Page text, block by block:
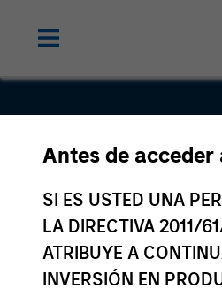
Antes de
SI ES USTED UNA
LA DIRECTIVA 2011/
ATRIBUYE A
INVERSIÓN EN